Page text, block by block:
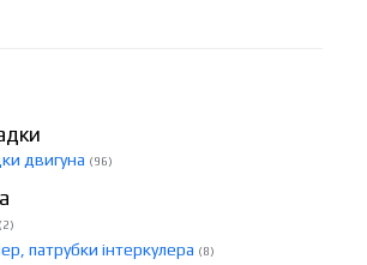
двигуна (96)
(2)
патрубки інтеркулера (8)